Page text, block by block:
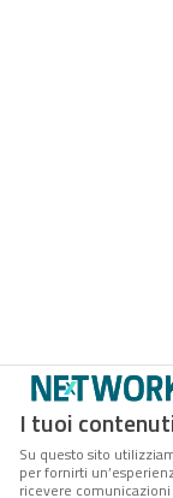
I tuoi
Su questo sito
per fornirti
ricevere